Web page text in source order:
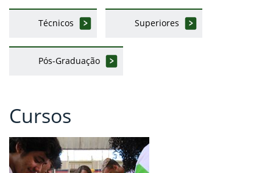
Técnicos Superiores
Pós-Graduação
Cursos